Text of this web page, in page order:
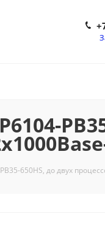
650HS, до двух